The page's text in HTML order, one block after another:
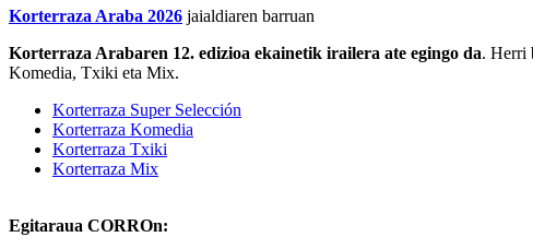
Korterraza Araba 2026 jaialdiaren barruan
Korterraza Arabaren 12. edizioa ekainetik irailera ate egingo da. Herri
Komedia, Txiki eta Mix.
Korterraza Super Selección
Korterraza Komedia
Korterraza Txiki
Korterraza Mix
Egitaraua CORROn: